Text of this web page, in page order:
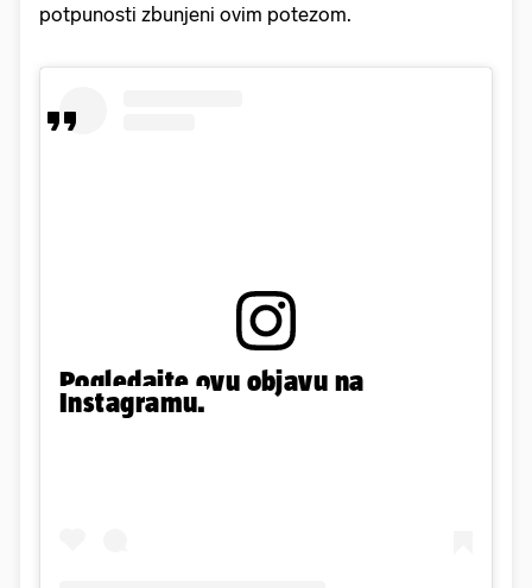
potpunosti zbunjeni ovim potezom.
Pogledajte ovu objavu na
Instagramu.